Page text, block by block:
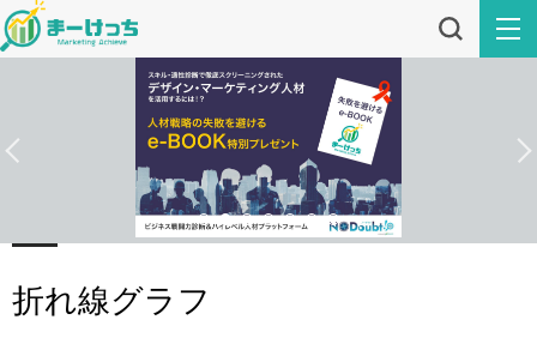
折れ線グラフ